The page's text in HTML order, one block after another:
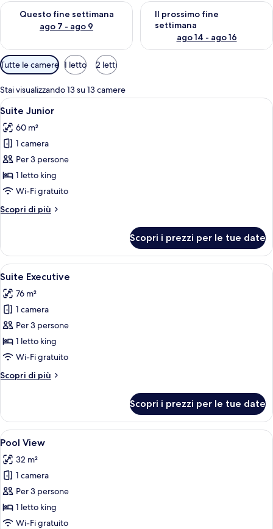
Questo fine settimana
ago 7 - ago 9
Verifica la disponibilità per questo fine settimana, ago 7 - ago
Il prossimo fine
settimana
ago 14 - ago 16
Verifica la disponibilità per il
Filtri
disponibili
per
le
camere
Tutte le camere 1 letto 2 letti
Stai visualizzando 13 su 13 camere
Apri
tutte
le
foto
per
Suite
Junior
Una camera d'albergo moderna con
11
Suite Junior
60 m²
1 camera
Per 3 persone
1 letto king
Wi-Fi gratuito
Scopri di più
Altri
Junior
Scopri i prezzi per le tue date
Apri
tutte
le
foto
per
Suite
Executive
Suite Executive | Minibar, una
8
Suite Executive
76 m²
1 camera
Per 3 persone
1 letto king
Wi-Fi gratuito
Scopri di più
Altri
Executive
Scopri i prezzi per le tue date
Apri
tutte
le
foto
per
Pool
View
Un balcone d'hotel con sedie e
9
Pool View
32 m²
1 camera
Per 3 persone
1 letto king
Wi-Fi gratuito